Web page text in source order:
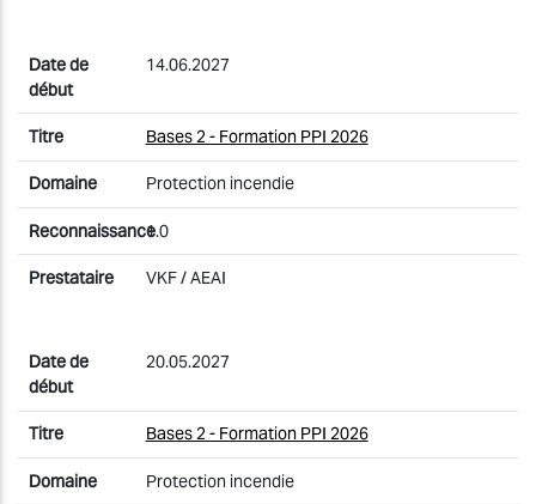
14.06.2027
Bases 2 - Formation PPI 2026
Protection incendie
1.0
VKF / AEAI
20.05.2027
Bases 2 - Formation PPI 2026
Protection incendie